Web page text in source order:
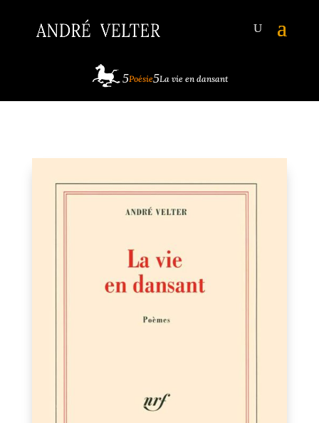
Poésie La vie en dansant